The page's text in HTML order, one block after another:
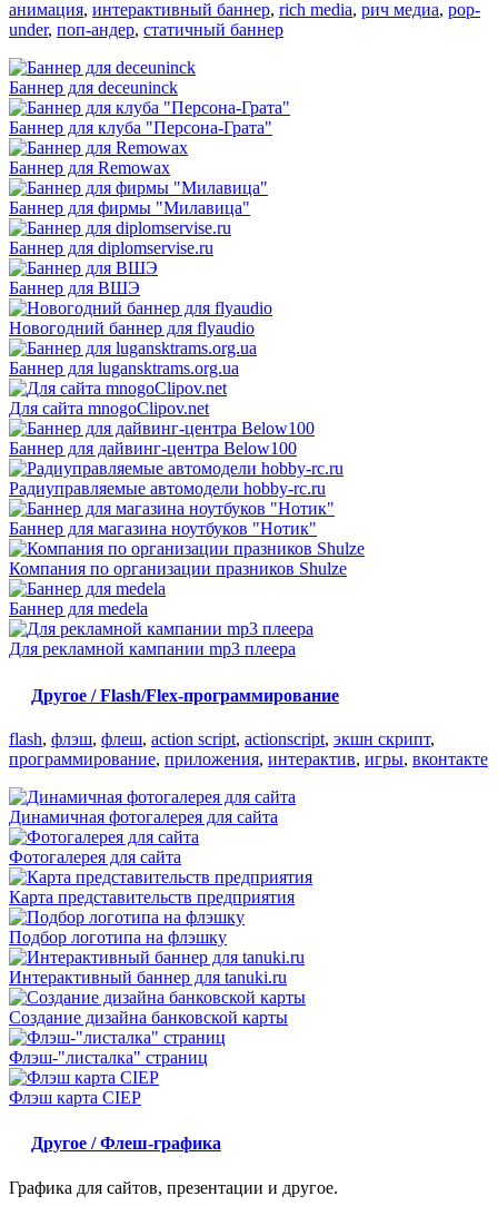
анимация, интерактивный баннер, rich media, рич медиа, pop-
under, поп-андер, статичный баннер
Баннер для deceuninck
Баннер для клуба "Персона-Грата"
Баннер для Remowax
Баннер для фирмы "Милавица"
Баннер для diplomservise.ru
Баннер для ВШЭ
Новогодний баннер для flyaudio
Баннер для lugansktrams.org.ua
Для сайта mnogoClipov.net
Баннер для дайвинг-центра Below100
Радиуправляемые автомодели hobby-rc.ru
Баннер для магазина ноутбуков "Нотик"
Компания по организации празников Shulze
Баннер для medela
Для рекламной кампании mp3 плеера
Другое / Flash/Flex-программирование
flash, флэш, флеш, action script, actionscript, экшн скрипт,
программирование, приложения, интерактив, игры, вконтакте
Динамичная фотогалерея для сайта
Фотогалерея для сайта
Карта представительств предприятия
Подбор логотипа на флэшку
Интерактивный баннер для tanuki.ru
Создание дизайна банковской карты
Флэш-"листалка" страниц
Флэш карта CIEP
Другое / Флеш-графика
Графика для сайтов, презентации и другое.